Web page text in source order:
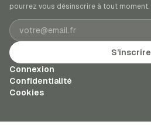
pourrez vous désinscrire à tout moment.
Adresse e-mail
S’inscrire
Connexion
Confidentialité
Cookies